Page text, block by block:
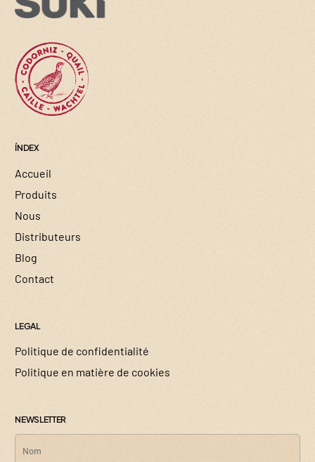
ÍNDEX
Accueil
Produits
Nous
Distributeurs
Blog
Contact
LEGAL
Politique de confidentialité
Politique en matière de cookies
NEWSLETTER